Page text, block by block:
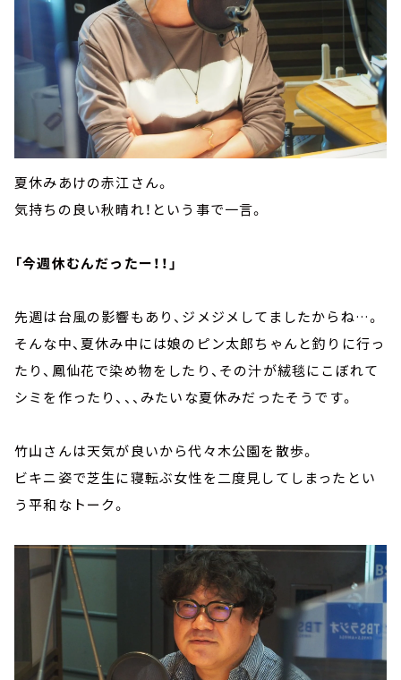
夏休みあけの赤江さん。
気持ちの良い秋晴れ！という事で一言。
「今週休むんだったー！！」
先週は台風の影響もあり、ジメジメしてましたからね…。
そんな中、夏休み中には娘のピン太郎ちゃんと釣りに行っ
たり、鳳仙花で染め物をしたり、その汁が絨毯にこぼれて
シミを作ったり、、、みたいな夏休みだったそうです。
竹山さんは天気が良いから代々木公園を散歩。
ビキニ姿で芝生に寝転ぶ女性を二度見してしまったとい
う平和なトーク。